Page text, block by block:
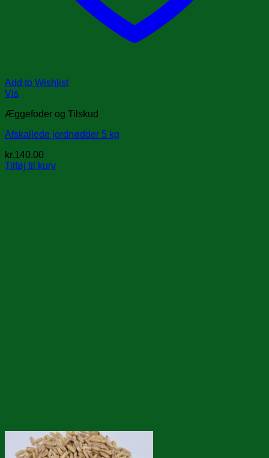
Add to Wishlist
Vis
Æggefoder og Tilskud
Afskallede jordnødder 5 kg
kr.140.00
Tilføj til kurv